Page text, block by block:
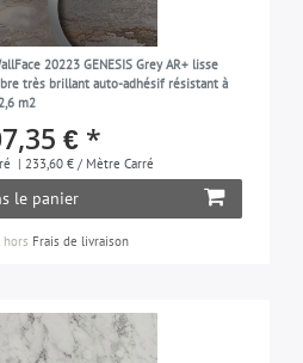
20223 GENESIS Grey AR+ lisse
très brillant auto-adhésif résistant à
m2
€ *
| 233,60 € / Mètre Carré
le panier
hors Frais de livraison